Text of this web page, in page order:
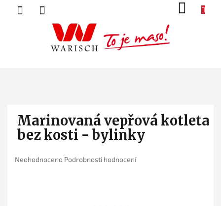
Marinovaná vepřová kotleta
bez kosti - bylinky
Průměrné
Neohodnoceno Podrobnosti hodnocení